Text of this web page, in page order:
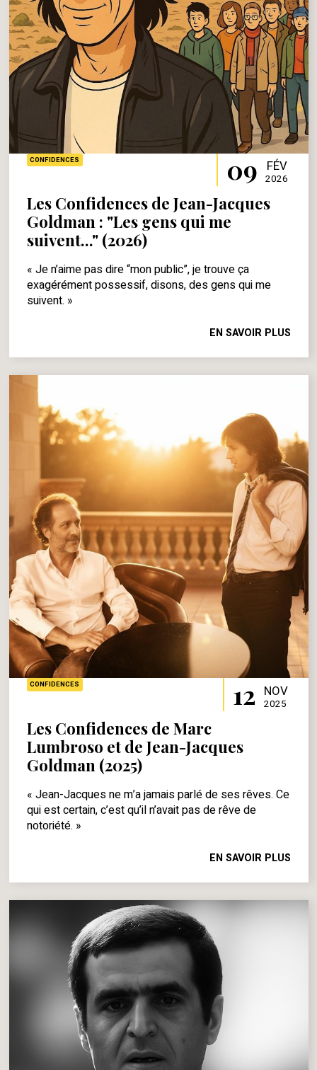
CONFIDENCES 09 FÉV
2026
Les Confidences de Jean-Jacques
Goldman : "Les gens qui me
suivent..." (2026)
« Je n’aime pas dire “mon public”, je trouve ça
exagérément possessif, disons, des gens qui me
suivent. »
EN SAVOIR PLUS
CONFIDENCES 12 NOV
2025
Les Confidences de Marc
Lumbroso et de Jean-Jacques
Goldman (2025)
« Jean-Jacques ne m’a jamais parlé de ses rêves. Ce
qui est certain, c’est qu’il n’avait pas de rêve de
notoriété. »
EN SAVOIR PLUS